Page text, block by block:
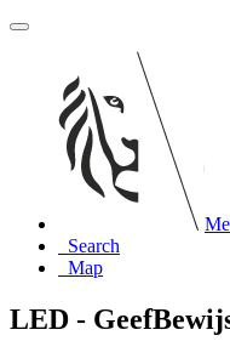
Search
Map
LED -